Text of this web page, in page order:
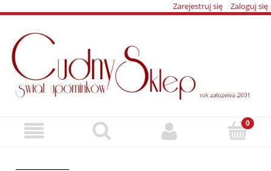
Zarejestruj się Zaloguj się